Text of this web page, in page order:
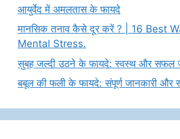
आयुर्वेद में अमलतास के फायदे
मानसिक तनाव कैसे दूर करें ? | 16 Best
Mental Stress.
सुबह जल्दी उठने के फायदे: स्वस्थ और सफल
बबूल की फली के फायदे: संपूर्ण जानकारी और